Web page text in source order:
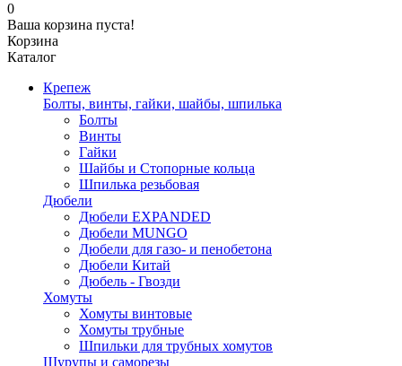
0
Ваша корзина пуста!
Корзина
Каталог
Крепеж
Болты, винты, гайки, шайбы, шпилька
Болты
Винты
Гайки
Шайбы и Стопорные кольца
Шпилька резьбовая
Дюбели
Дюбели EXPANDED
Дюбели MUNGO
Дюбели для газо- и пенобетона
Дюбели Китай
Дюбель - Гвозди
Хомуты
Хомуты винтовые
Хомуты трубные
Шпильки для трубных хомутов
Шурупы и саморезы